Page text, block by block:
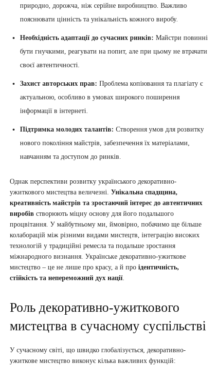
природно, дорожча, ніж серійне виробництво. Важливо
пояснювати цінність та унікальність кожного виробу.
Необхідність адаптації до сучасних ринків: Майстри повинні
бути гнучкими, реагувати на попит, але при цьому не втрачати
своєї автентичності.
Захист авторських прав: Проблема копіювання та плагіату є
актуальною, особливо в умовах широкого поширення
інформації в інтернеті.
Підтримка молодих талантів: Створення умов для розвитку
нового покоління майстрів, забезпечення їх матеріалами,
навчанням та доступом до ринків.
Однак перспективи розвитку українського декоративно-
ужиткового мистецтва величезні. Унікальна спадщина,
креативність майстрів та зростаючий інтерес до автентичних
виробів створюють міцну основу для його подальшого
процвітання. У майбутньому ми, ймовірно, побачимо ще більше
колаборацій між різними видами мистецтв, інтеграцію високих
технологій у традиційні ремесла та подальше зростання
міжнародного визнання. Українське декоративно-ужиткове
мистецтво – це не лише про красу, а й про ідентичність,
стійкість та непереможний дух нації.
Роль декоративно-ужиткового
мистецтва в сучасному суспільстві
У сучасному світі, що швидко глобалізується, декоративно-
ужиткове мистецтво виконує кілька важливих функцій: